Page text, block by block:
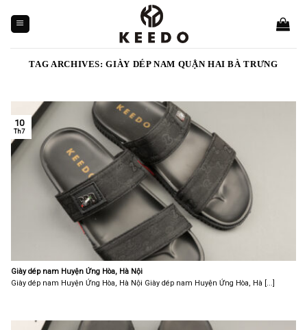
content
TAG ARCHIVES:GIÀY DÉP NAM QUẬN HAI BÀ TRƯNG
Giày dép nam Huyện Ứng Hòa, Hà Nội
Giày dép nam Huyện Ứng Hòa, Hà Nội Giày dép nam Huyện Ứng Hòa, Hà [...]
10
Th7